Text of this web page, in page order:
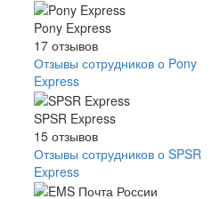
Pony Express
17 отзывов
Отзывы сотрудников о Pony
Express
SPSR Express
15 отзывов
Отзывы сотрудников о SPSR
Express